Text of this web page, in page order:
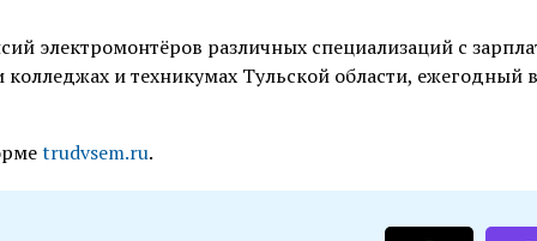
электромонтёров различных специализаций с
и техникумах Тульской области, ежегодный
trudvsem.ru.